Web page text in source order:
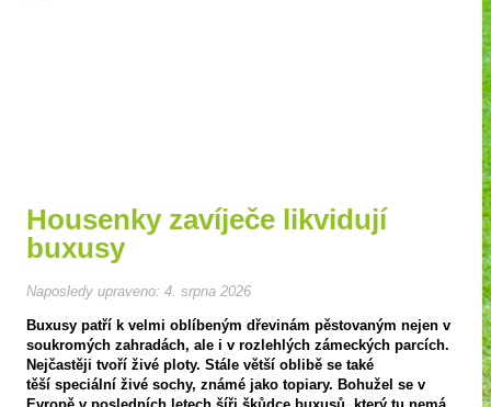
Housenky zavíječe likvidují
buxusy
Naposledy upraveno: 4. srpna 2026
Buxusy patří k velmi oblíbeným dřevinám pěstovaným nejen v
soukromých zahradách, ale i v rozlehlých zámeckých parcích.
Nejčastěji tvoří živé ploty. Stále větší oblibě se také
těší speciální živé sochy, známé jako topiary. Bohužel se v